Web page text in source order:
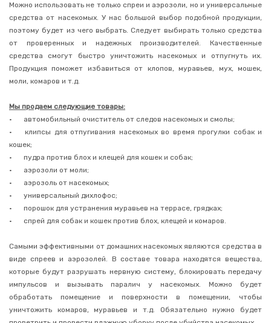
Средства
для
посудомоечных
машин
Средства
для
мытья
посуды
для
чистки
стекол
Освежители
Поглотители
запаха
для
холодильников
Освежители
унитаза
Для
автомобиля
Средства
для
дачного
туалета
Можно использовать не только спреи и аэрозоли, но и универсальные
средства от насекомых. У нас большой выбор подобной продукции,
поэтому будет из чего выбрать. Следует выбирать только средства
от проверенных и надежных производителей. Качественные
средства смогут быстро уничтожить насекомых и отпугнуть их.
Продукция поможет избавиться от клопов, муравьев, мух, мошек,
моли, комаров и т.д.
Мы продаем следующие товары:
•
автомобильный очиститель от следов насекомых и смолы;
•
клипсы для отпугивания насекомых во время прогулки собак и
кошек;
•
пудра против блох и клещей для кошек и собак;
•
аэрозоли от моли;
•
аэрозоль от насекомых;
•
универсальный дихлофос;
•
порошок для устранения муравьев на террасе, грядках;
•
спрей для собак и кошек против блох, клещей и комаров.
Самыми эффективными от домашних насекомых являются средства в
виде спреев и аэрозолей. В составе товара находятся вещества,
которые будут разрушать нервную систему, блокировать передачу
импульсов и вызывать паралич у насекомых. Можно будет
обработать помещение и поверхности в помещении, чтобы
уничтожить комаров, муравьев и т.д. Обязательно нужно будет